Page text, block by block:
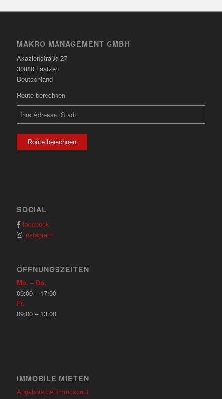
MAKRO MANAGEMENT GMBH
Akazienstraße 27
30880 Laatzen
Deutschland
Route berechnen
Route berechnen
SOCIAL
facebook
instagram
ÖFFNUNGSZEITEN
Mo. – Do.
09:00 – 17:00
Fr.
09:00 – 13:00
IMMOBILE MIETEN
Angebote bei Immoscout